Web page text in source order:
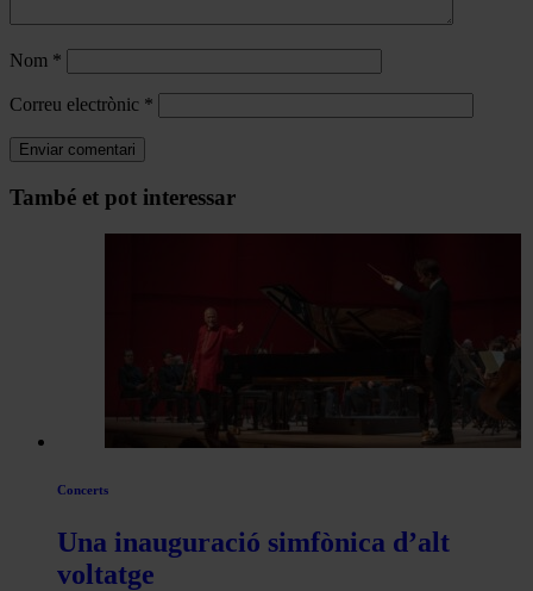
Nom *
Correu electrònic *
Navegar
També et pot interessar
Concerts
Una inauguració simfònica d’alt
voltatge